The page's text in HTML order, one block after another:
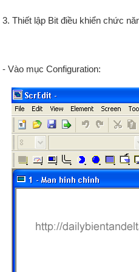
3. Thiết lập Bit điều khiển chức
- Vào mục Configuration: